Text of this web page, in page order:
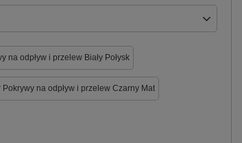
na odpływ i przelew Biały Połysk
Pokrywy na odpływ i przelew Czarny Mat